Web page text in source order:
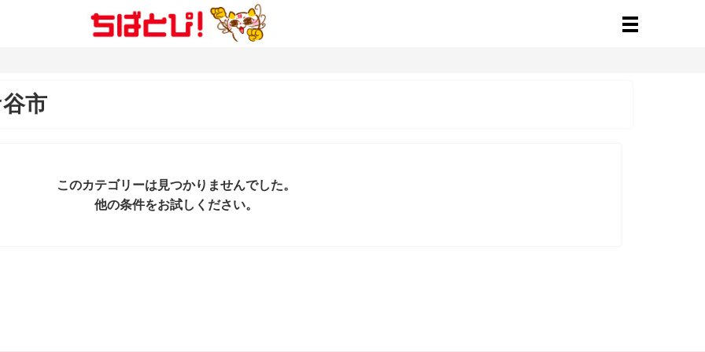
市
このカテゴリーは見つかりませんでした。
他の条件をお試しください。